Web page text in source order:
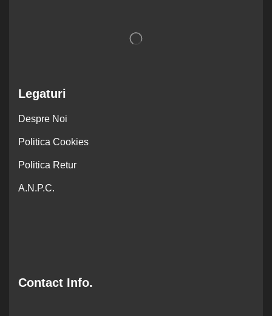
Legaturi
Despre Noi
Politica Cookies
Politica Retur
A.N.P.C.
Contact Info.